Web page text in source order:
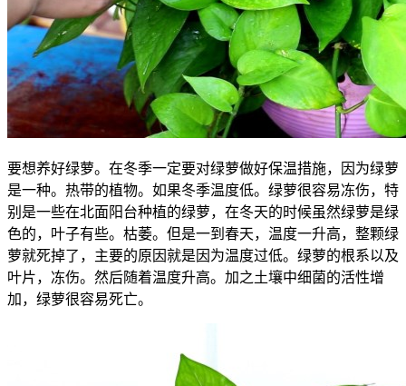
要想养好绿萝。在冬季一定要对绿萝做好保温措施，因为绿萝
是一种。热带的植物。如果冬季温度低。绿萝很容易冻伤，特
别是一些在北面阳台种植的绿萝，在冬天的时候虽然绿萝是绿
色的，叶子有些。枯萎。但是一到春天，温度一升高，整颗绿
萝就死掉了，主要的原因就是因为温度过低。绿萝的根系以及
叶片，冻伤。然后随着温度升高。加之土壤中细菌的活性增
加，绿萝很容易死亡。